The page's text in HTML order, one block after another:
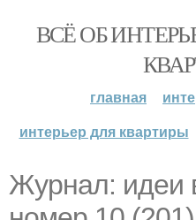
ВСЁ ОБ
главная
интерьер для квартиры
Журнал: идеи